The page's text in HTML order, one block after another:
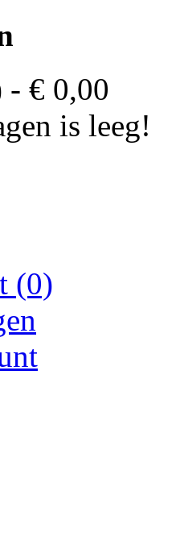
- € 0,00
is leeg!
(0)